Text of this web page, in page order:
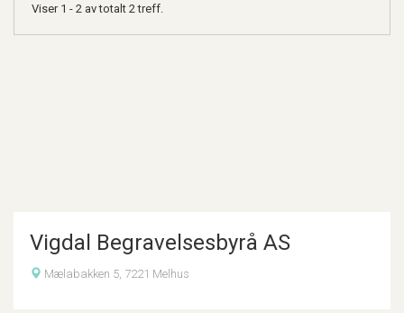
Viser 1 - 2 av totalt 2 treff.
Vigdal Begravelsesbyrå AS
Mælabakken 5, 7221 Melhus